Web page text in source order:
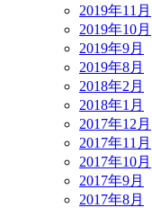
2019年11月
2019年10月
2019年9月
2019年8月
2018年2月
2018年1月
2017年12月
2017年11月
2017年10月
2017年9月
2017年8月